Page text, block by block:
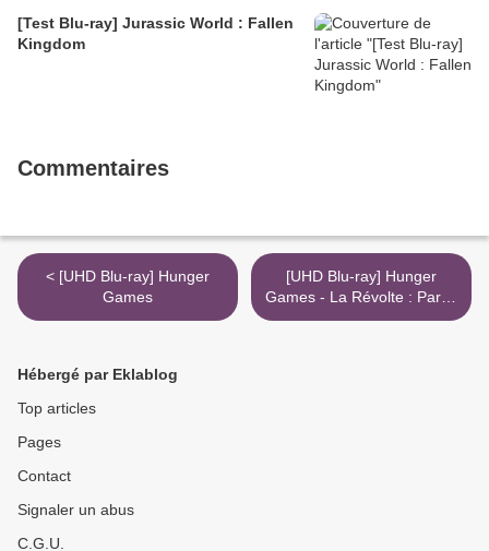
[Test Blu-ray] Jurassic World : Fallen
Kingdom
Commentaires
< [UHD Blu-ray] Hunger
Games
[UHD Blu-ray] Hunger
Games - La Révolte : Partie
1 >
Hébergé par Eklablog
Top articles
Pages
Contact
Signaler un abus
C.G.U.